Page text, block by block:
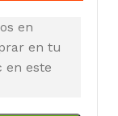
en
en tu
en este